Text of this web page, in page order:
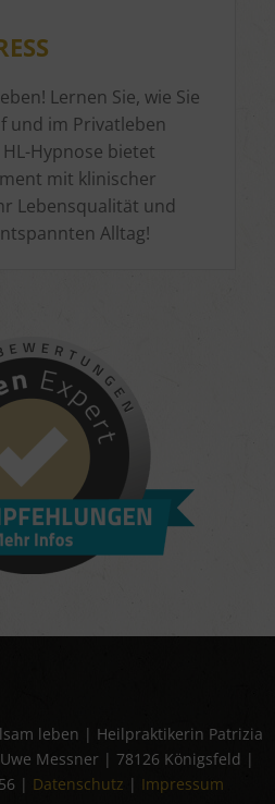
Lernen Sie, wie Sie
und im Privatleben
Hypnose bietet
mit klinischer
Lebensqualität und
Alltag!
leben | Heilpraktikerin Patrizia
Messner | 78126 Königsfeld |
| Datenschutz | Impressum